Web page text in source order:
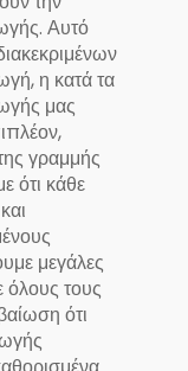
Αυτό
η κατά τα
μας
γραμμής
ότι κάθε
μεγάλες
τους
ότι